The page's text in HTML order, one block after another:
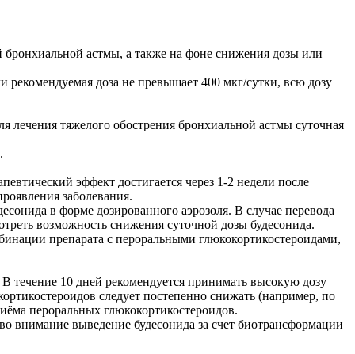
бронхиальной астмы, а также на фоне снижения дозы или
рекомендуемая доза не превышает 400 мкг/сутки, всю дозу
лечения тяжелого обострения бронхиальной астмы суточная
эффект достигается через 1-2 недели после
заболевания.
в форме дозированного аэрозоля. В случае перевода
возможность снижения суточной дозы будесонида.
препарата с пероральными глюкокортикостероидами,
течение 10 дней рекомендуется принимать высокую дозу
следует постепенно снижать (например, по
пероральных глюкокортикостероидов.
выведение будесонида за счет биотрансформации